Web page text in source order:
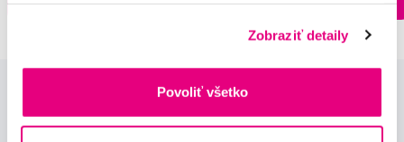
Zobraziť detaily
Povoliť všetko
Ihneď v3 prodejnách